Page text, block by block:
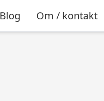
Blog Om / kontakt